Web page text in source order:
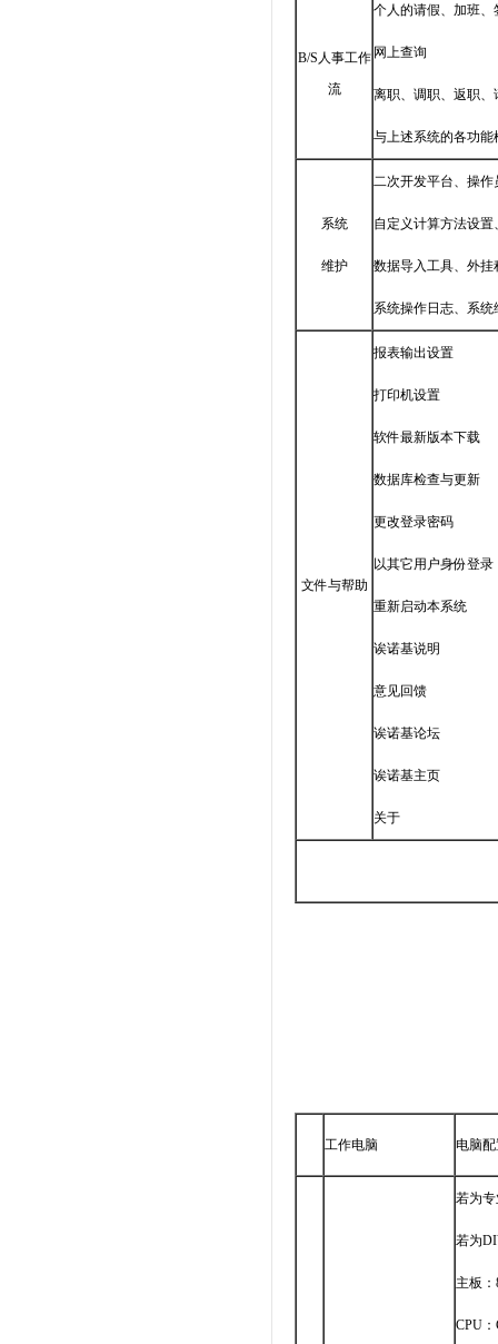
B/S人事工作
流
个人的请假、加班
网上查询
离职、调职、返职
与上述系统的各功能
系统
维护
二次开发平台、操
自定义计算方法设置
数据导入工具、外挂
系统操作日志、系
文件与帮助
报表输出设置
打印机设置
软件最新版本下载
数据库检查与更新
更改登录密码
以其它用户身份登录
重新启动本系统
诶诺基说明
意见回馈
诶诺基论坛
诶诺基主页
关于
工作电脑 电脑
若为
若为
主板
CPU：